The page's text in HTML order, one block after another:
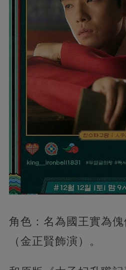
角色：名為國王實為
（金正賢飾演）。